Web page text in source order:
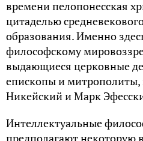
времени пелопонесская
цитаделью
образования. Именно
философскому
выдающиеся церковные
епископы и митрополиты,
Никейский и Марк
Интеллектуальные